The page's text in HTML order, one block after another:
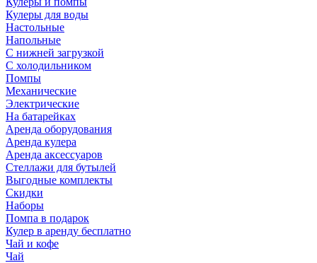
Кулеры для воды
Настольные
Напольные
С нижней загрузкой
С холодильником
Помпы
Механические
Электрические
На батарейках
Аренда оборудования
Аренда кулера
Аренда аксессуаров
Стеллажи для бутылей
Выгодные комплекты
Скидки
Наборы
Помпа в подарок
Кулер в аренду бесплатно
Чай и кофе
Чай